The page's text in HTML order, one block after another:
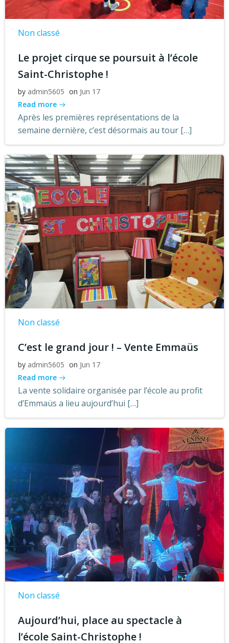
Non classé
Le projet cirque se poursuit à l’école
Saint-Christophe !
by admin5605 on Jun 17
Read more
Après les premières représentations de la
semaine dernière, c’est désormais au tour […]
Non classé
C’est le grand jour ! – Vente Emmaüs
by admin5605 on Jun 17
Read more
La vente solidaire organisée par l’école au profit
d’Emmaüs a lieu aujourd’hui […]
Non classé
Aujourd’hui, place au spectacle à
l’école Saint-Christophe !